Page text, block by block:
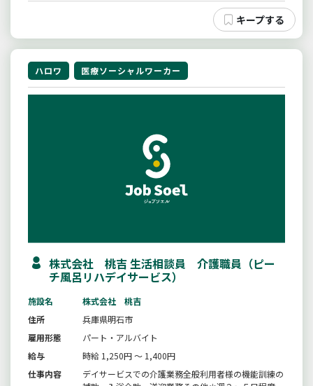
ハロワ 医療ソーシャルワーカー
株式会社 桃吉 生活相談員 介護職員（ピー
チ風呂リハデイサービス）
施設名
株式会社 桃吉
住所
兵庫県明石市
雇用形態
パート・アルバイト
給与
時給 1,250円 ～ 1,400円
仕事内容
デイサービスでの介護業務全般利用者様の機能訓練の